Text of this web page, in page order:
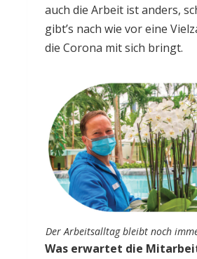
auch die Arbeit ist anders,
gibt’s nach wie vor eine
die Corona mit sich bringt.
Der Arbeitsalltag bleibt noch
Was erwartet die